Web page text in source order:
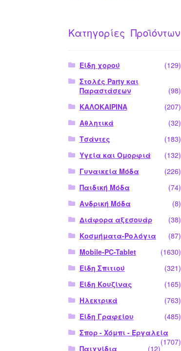
Κατηγορίες Προϊόντων
Είδη χορού
(129)
Στολές Party και
Παραστάσεων
(98)
ΚΑΛΟΚΑΙΡΙΝΑ
(207)
Αθλητικά
(32)
Τσάντες
(183)
Υγεία και Ομορφιά
(132)
Γυναικεία Μόδα
(226)
Παιδική Μόδα
(74)
Ανδρική Μόδα
(8)
Διάφορα αξεσουάρ
(38)
Κοσμήματα-Ρολόγια
(87)
Mobile-PC-Tablet
(1630)
Είδη Σπιτιού
(321)
Είδη Κουζίνας
(165)
Ηλεκτρικά
(763)
Είδη Γραφείου
(485)
Σπορ - Χόμπι - Εργαλεία
(1707)
Παιχνίδια
(12)